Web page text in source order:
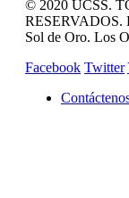
© 2020 UCSS.
RESERVADOS.
Sol de Oro. Los
Facebook Twitter